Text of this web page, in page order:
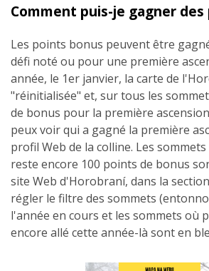
Comment puis-je gagner
Les points bonus peuvent être
défi noté ou pour une première
année, le 1er janvier, la carte de
"réinitialisée" et, sur tous les
de bonus pour la première
peux voir qui a gagné la première
profil Web de la colline. Les
reste encore 100 points de bonus
site Web d'Horobraní, dans la section
régler le filtre des sommets
l'année en cours et les sommets où
encore allé cette année-là sont en